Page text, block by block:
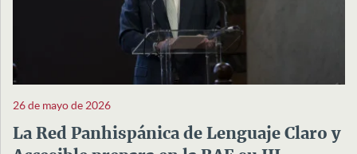
26 de mayo de 2026
La Red Panhispánica de Lenguaje Claro y